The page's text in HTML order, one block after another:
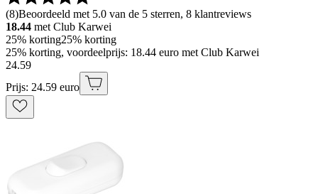
(8)Beoordeeld met 5.0 van de 5 sterren, 8 klantreviews
18.44 met Club Karwei
25% korting25% korting
25% korting, voordeelprijs: 18.44 euro met Club Karwei
24.59
Prijs: 24.59 euro